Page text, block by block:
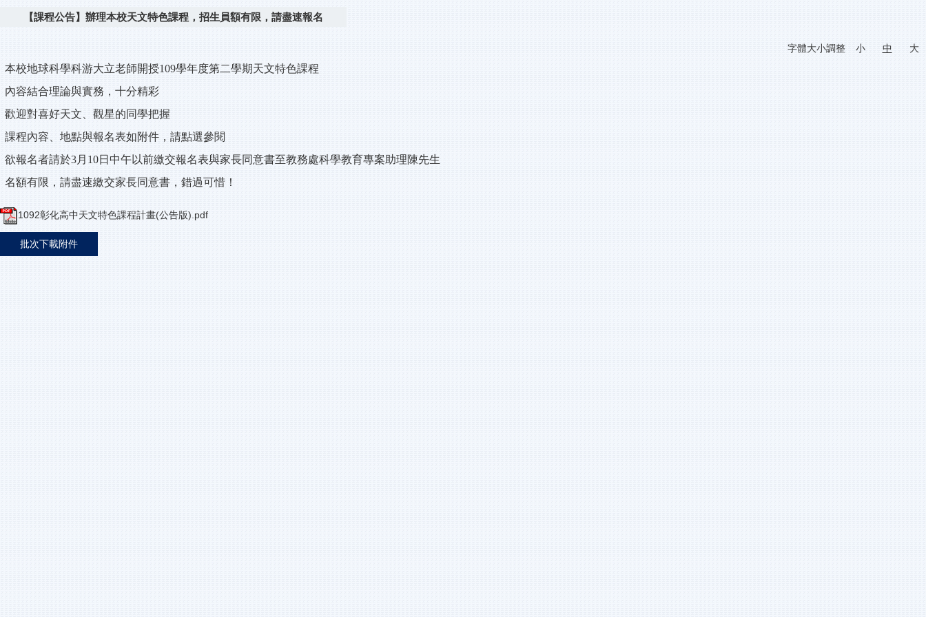
【課程公告】辦理本校天文特色課程，招生員額有限，請盡速報名
字體大小調整 小 中 大
本校地球科學科游大立老師開授109學年度第二學期天文特色課程
內容結合理論與實務，十分精彩
歡迎對喜好天文、觀星的同學把握
課程內容、地點與報名表如附件，請點選參閱
欲報名者請於3月10日中午以前繳交報名表與家長同意書至教務處科學教育專案助理陳先生
名額有限，請盡速繳交家長同意書，錯過可惜！
1092彰化高中天文特色課程計畫(公告版).pdf
批次下載附件